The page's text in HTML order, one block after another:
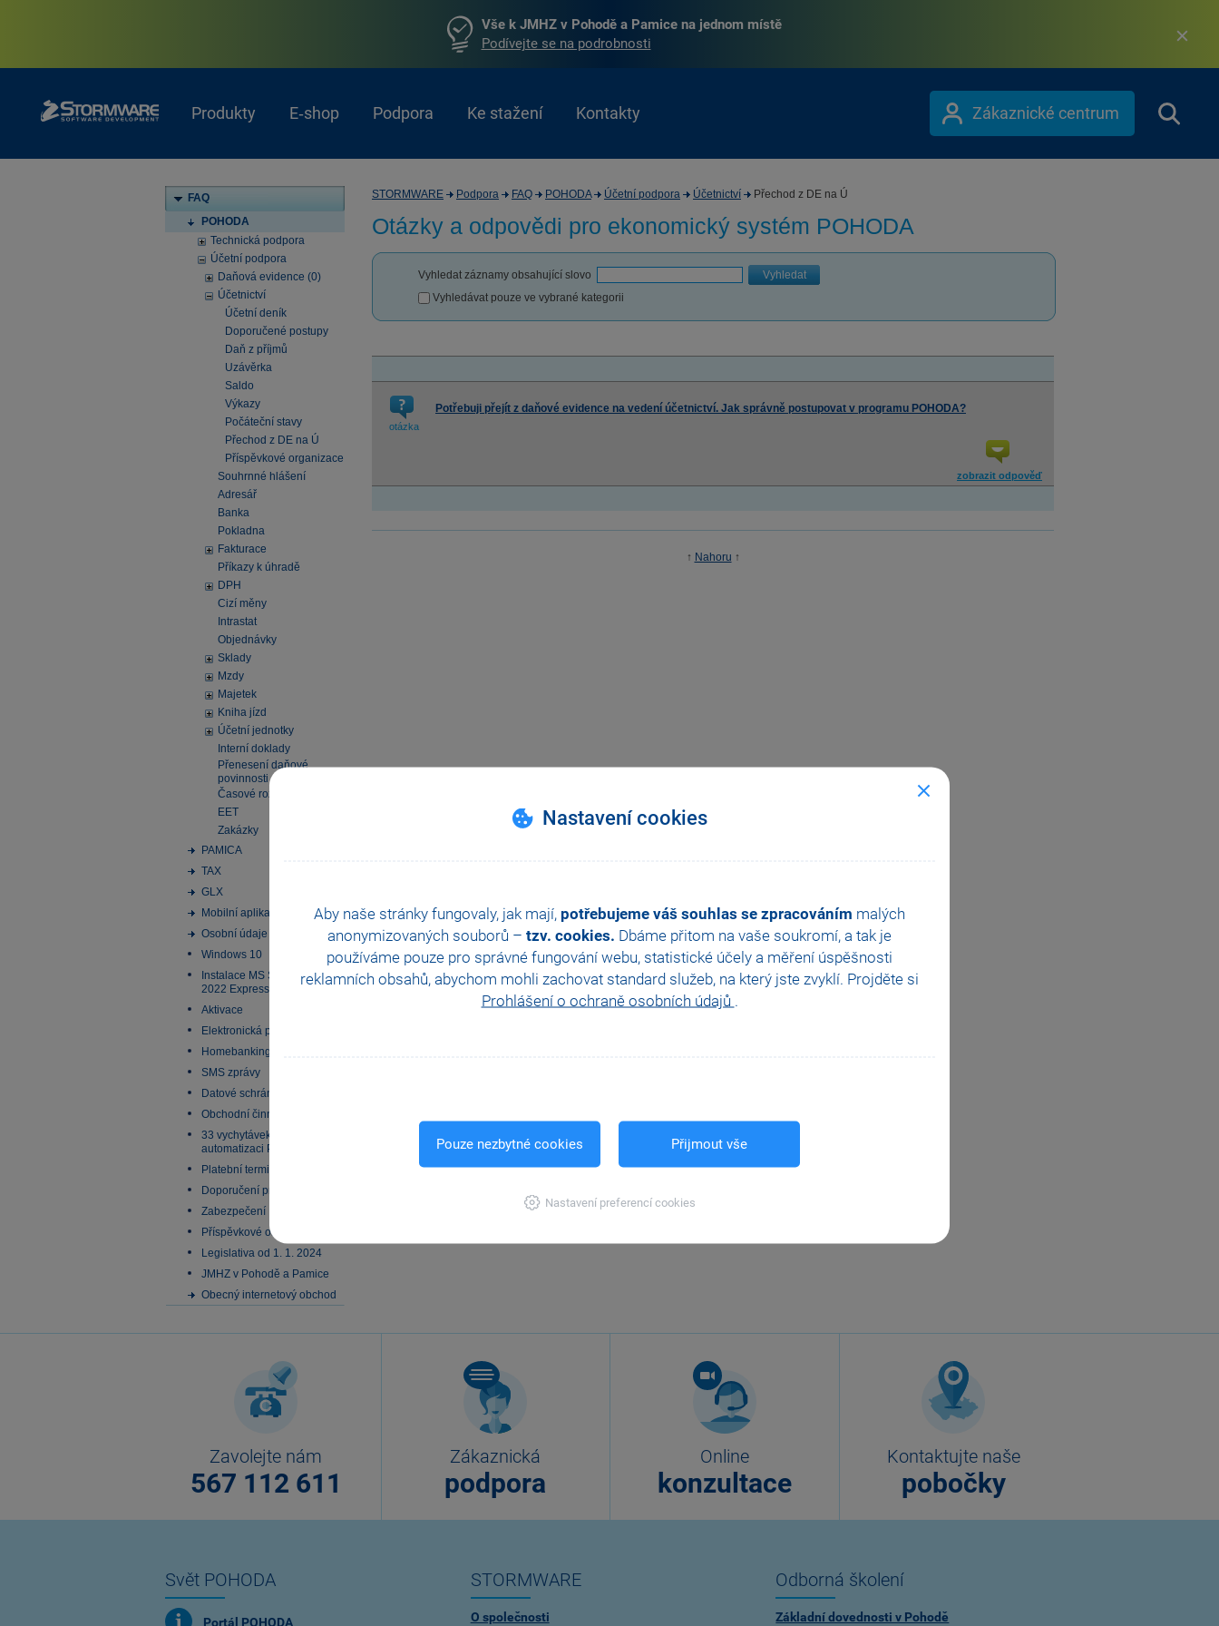
Nastavení cookies
Aby naše stránky fungovaly, jak mají, potřebujeme váš souhlas se zpracováním malých
anonymizovaných souborů – tzv. cookies. Dbáme přitom na vaše soukromí, a tak je
používáme pouze pro správné fungování webu, statistické účely a měření úspěšnosti
reklamních obsahů, abychom mohli zachovat standard služeb, na který jste zvyklí. Projděte si
Prohlášení o ochraně osobních údajů .
Pouze nezbytné cookies Přijmout vše
Nastavení preferencí cookies
Vše k JMHZ v Pohodě a Pamice na jednom místě
Podívejte se na podrobnosti
Produkty E‑shop Podpora Ke stažení Kontakty Zákaznické centrum
FAQ
POHODA
Technická podpora
Účetní podpora
Daňová evidence (0)
Účetnictví
Účetní deník
Doporučené postupy
Daň z příjmů
Uzávěrka
Saldo
Výkazy
Počáteční stavy
Přechod z DE na Ú
Příspěvkové organizace
Souhrnné hlášení
Adresář
Banka
Pokladna
Fakturace
Příkazy k úhradě
DPH
Cizí měny
Intrastat
Objednávky
Sklady
Mzdy
Majetek
Kniha jízd
Účetní jednotky
Interní doklady
Přenesení daňové
povinnosti
Časové rozlišení
EET
Zakázky
PAMICA
TAX
GLX
Mobilní aplikace
Osobní údaje
Windows 10
Instalace MS SQL Server
2022 Express
Aktivace
Elektronická podání
Homebanking
SMS zprávy
Datové schránky
Obchodní činnost
33 vychytávek pro
automatizaci Pohody
Platební terminály
Doporučení pro zálohování
Zabezpečení
Příspěvkové organizace
Legislativa od 1. 1. 2024
JMHZ v Pohodě a Pamice
Obecný internetový obchod
STORMWARE Podpora FAQ POHODA Účetní podpora Účetnictví Přechod z DE na Ú
Otázky a odpovědi pro ekonomický systém POHODA
Vyhledat záznamy obsahující slovo
Vyhledat
Vyhledávat pouze ve vybrané kategorii
otázka
Potřebuji přejít z daňové evidence na vedení účetnictví. Jak správně postupovat v programu POHODA?
zobrazit odpověď
↑ Nahoru ↑
Zavolejte nám
567 112 611
Zákaznická
podpora
Online
konzultace
Kontaktujte naše
pobočky
Svět POHODA
Portál POHODA
STORMWARE
O společnosti
Odborná školení
Základní dovednosti v Pohodě